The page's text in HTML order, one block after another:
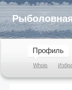
Профиль
Whois